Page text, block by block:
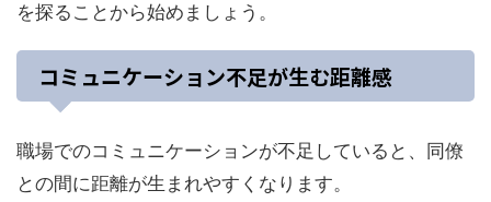
を探ることから始めましょう。
コミュニケーション不足が生む距離感
職場でのコミュニケーションが不足していると、同僚
との間に距離が生まれやすくなります。